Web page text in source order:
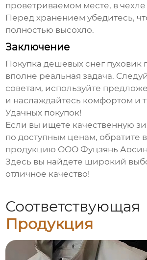
проветриваемом месте, в
Перед хранением убедитесь,
полностью высохло.
Заключение
Покупкадешевых снег пуховик
вполне реальная задача.
советам, используйте
и наслаждайтесь комфортом и
Удачных покупок!
Если вы ищете качественную
по доступным ценам, обратите
продукцию ООО Фуцзянь
Здесь вы найдете широкий
отличное качество!
Соответствующая
Продукция